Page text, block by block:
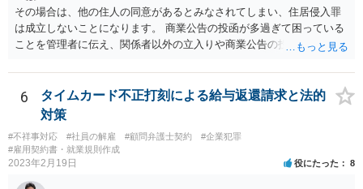
その場合は、他の住人の同意があるとみなされてしまい、住居侵入罪
は成立しないことになります。 商業公告の投函が多過ぎて困っている
ことを管理者に伝え、関係者以外の立入りや商業公告の投函を禁ずる
6
タイムカード不正打刻による給与返還請求と法的
対策
#不祥事対応 #社員の解雇 #顧問弁護士契約
#企業犯罪
#雇用契約書・就業規則作成
2023年2月19日 役にたった 8